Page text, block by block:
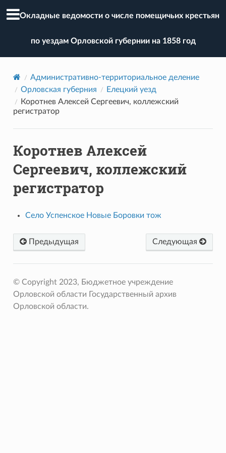
Окладные ведомости о числе помещичьих крестьян
по уездам Орловской губернии на 1858 год
Административно-территориальное деление
Орловская губерния
Елецкий уезд
Коротнев Алексей Сергеевич, коллежский
регистратор
Коротнев Алексей
Сергеевич, коллежский
регистратор
Село Успенское Новые Боровки тож
Предыдущая Следующая
© Copyright 2023, Бюджетное учреждение
Орловской области Государственный архив
Орловской области.